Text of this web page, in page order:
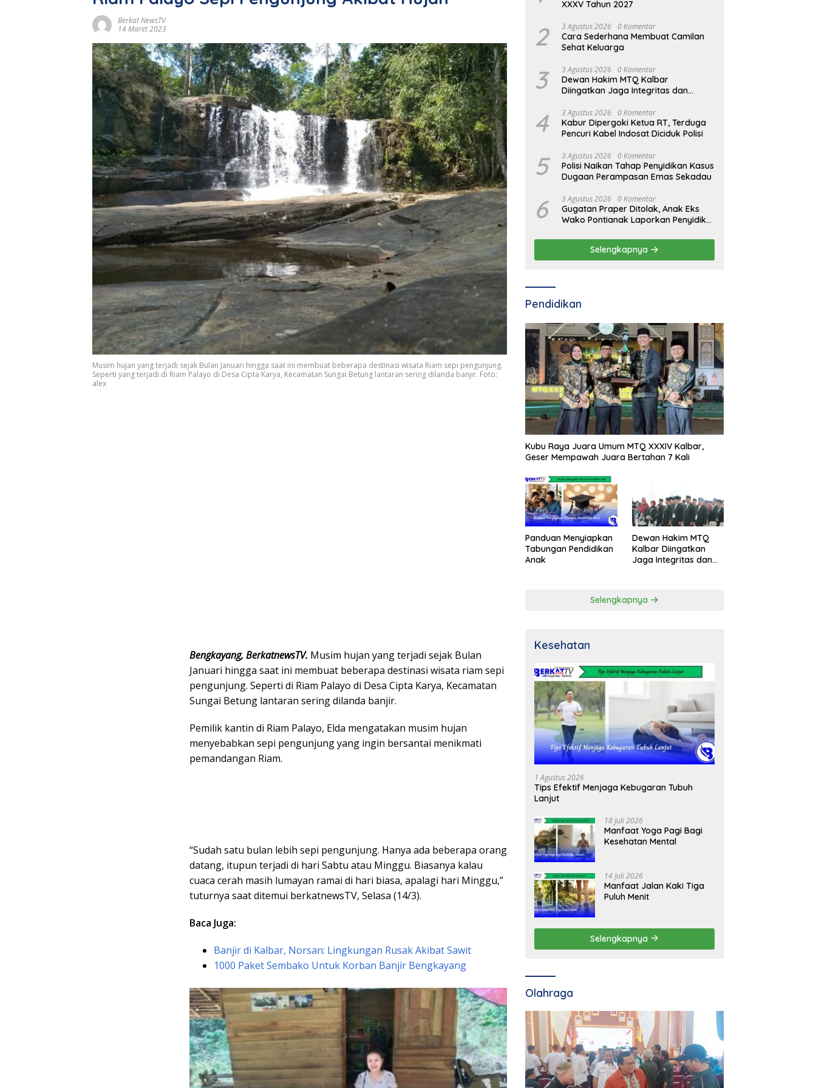
Berkat NewsTV
14 Maret 2023
Musim hujan yang terjadi sejak Bulan Januari hingga saat ini membuat beberapa destinasi wisata Riam sepi pengunjung.
Seperti yang terjadi di Riam Palayo di Desa Cipta Karya, Kecamatan Sungai Betung lantaran sering dilanda banjir. Foto:
alex
Bengkayang, BerkatnewsTV. Musim hujan yang terjadi sejak Bulan
Januari hingga saat ini membuat beberapa destinasi wisata riam sepi
pengunjung. Seperti di Riam Palayo di Desa Cipta Karya, Kecamatan
Sungai Betung lantaran sering dilanda banjir.
Pemilik kantin di Riam Palayo, Elda mengatakan musim hujan
menyebabkan sepi pengunjung yang ingin bersantai menikmati
pemandangan Riam.
“Sudah satu bulan lebih sepi pengunjung. Hanya ada beberapa orang
datang, itupun terjadi di hari Sabtu atau Minggu. Biasanya kalau
cuaca cerah masih lumayan ramai di hari biasa, apalagi hari Minggu,”
tuturnya saat ditemui berkatnewsTV, Selasa (14/3).
Baca Juga:
Banjir di Kalbar, Norsan: Lingkungan Rusak Akibat Sawit
1000 Paket Sembako Untuk Korban Banjir Bengkayang
XXXV Tahun 2027
2 3 Agustus 2026 0 Komentar
Cara Sederhana Membuat Camilan
Sehat Keluarga
3 3 Agustus 2026 0 Komentar
Dewan Hakim MTQ Kalbar
Diingatkan Jaga Integritas dan
4 3 Agustus 2026 0 Komentar
Kabur Dipergoki Ketua RT, Terduga
Pencuri Kabel Indosat Diciduk Polisi
5 3 Agustus 2026 0 Komentar
Polisi Naikan Tahap Penyidikan Kasus
Dugaan Perampasan Emas Sekadau
6 3 Agustus 2026 0 Komentar
Gugatan Praper Ditolak, Anak Eks
Wako Pontianak Laporkan Penyidik
Selengkapnya
Pendidikan
Kubu Raya Juara Umum MTQ XXXIV Kalbar,
Geser Mempawah Juara Bertahan 7 Kali
Panduan Menyiapkan
Tabungan Pendidikan
Anak
Dewan Hakim MTQ
Kalbar Diingatkan
Jaga Integritas dan
Selengkapnya
Kesehatan
1 Agustus 2026
Tips Efektif Menjaga Kebugaran Tubuh
Lanjut
18 Juli 2026
Manfaat Yoga Pagi Bagi
Kesehatan Mental
14 Juli 2026
Manfaat Jalan Kaki Tiga
Puluh Menit
Selengkapnya
Olahraga